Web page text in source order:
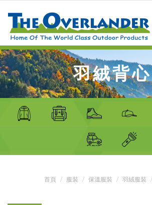
羽絨背心
首頁 服裝 保溫服裝 羽絨服裝